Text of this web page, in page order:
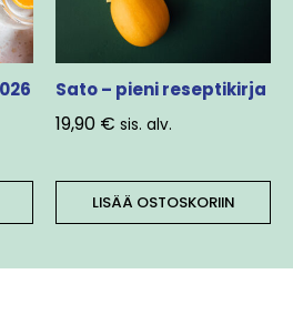
Sato – pieni reseptikirja
19,90 € sis. alv.
LISÄÄ OSTOSKORIIN